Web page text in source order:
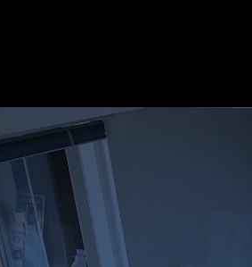
溶解炉設備
01
会社概要
01
メッセージ
01